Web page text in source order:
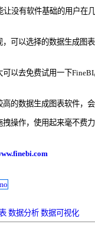
让没有软件基础的用户在
可以选择的数据生成图
以去免费试用一下
的数据生成图表软件，
操作，使用起来毫不费力
数据分析 数据可视化